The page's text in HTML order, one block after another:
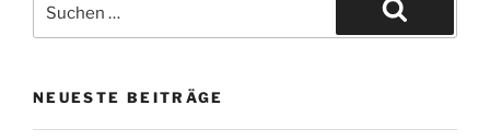
NEUESTE BEITRÄGE